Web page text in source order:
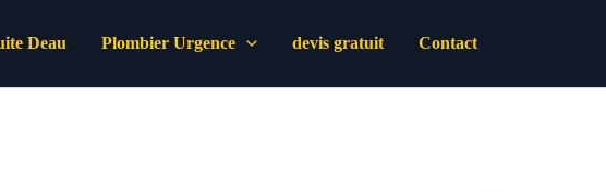
Deau Plombier Urgence devis gratuit Contact